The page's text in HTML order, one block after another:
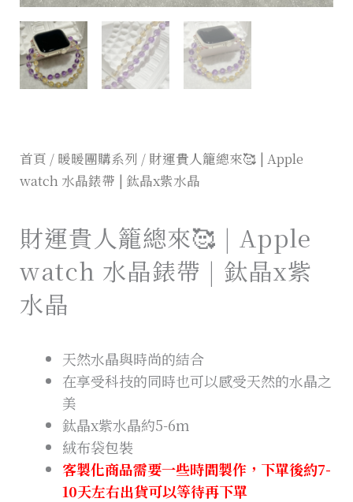
首頁 / 暖暖團購系列 / 財運貴人籠總來🥰 | Apple
watch 水晶錶帶 | 鈦晶x紫水晶
財運貴人籠總來🥰 | Apple
watch 水晶錶帶 | 鈦晶x紫
水晶
天然水晶與時尚的結合
在享受科技的同時也可以感受天然的水晶之
美
鈦晶x紫水晶約5-6m
絨布袋包裝
客製化商品需要一些時間製作，下單後約7-
10天左右出貨可以等待再下單